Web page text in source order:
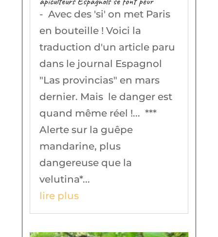
- Avec des 'si' on met Paris
en bouteille ! Voici la
traduction d'un article paru
dans le journal Espagnol
"Las provincias" en mars
dernier. Mais le danger est
quand même réel !... ***
Alerte sur la guêpe
mandarine, plus
dangereuse que la
velutina*...
lire plus